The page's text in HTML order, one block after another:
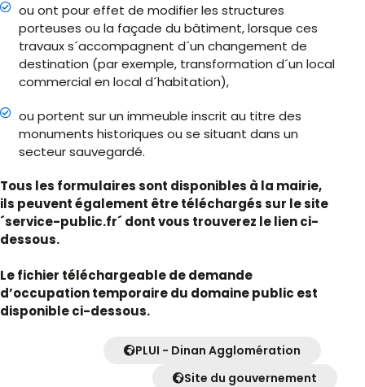
ou ont pour effet de modifier les structures
porteuses ou la façade du bâtiment, lorsque ces
travaux s´accompagnent d´un changement de
destination (par exemple, transformation d´un local
commercial en local d´habitation),
ou portent sur un immeuble inscrit au titre des
monuments historiques ou se situant dans un
secteur sauvegardé.
Tous les formulaires sont disponibles à la mairie,
ils peuvent également être téléchargés sur le site
´service-public.fr´ dont vous trouverez le lien ci-
dessous.
Le fichier téléchargeable de demande
d’occupation temporaire du domaine public est
disponible ci-dessous.
PLUI - Dinan Agglomération
Site du gouvernement